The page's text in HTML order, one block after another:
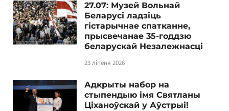
27.07: Музей Вольнай
Беларусі ладзіць
гістарычнае спатканне,
прысвечанае 35-годдзю
беларускай Незалежнасці
23 ліпеня 2026
Адкрыты набор на
стыпендыю імя Святланы
Ціханоўскай у Аўстрыі!